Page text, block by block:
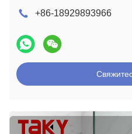
+86-18929893966